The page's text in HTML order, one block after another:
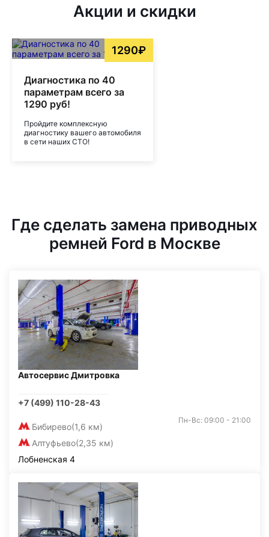
Акции и скидки
1290₽
Диагностика по 40
параметрам всего за
1290 руб!
Пройдите комплексную
диагностику вашего автомобиля
в сети наших СТО!
Где сделать замена приводных
ремней Ford в Москве
Автосервис Дмитровка
+7 (499) 110-28-43
Бибирево(1,6 км)
Алтуфьево(2,35 км)
Пн-Вс: 09:00 - 21:00
Лобненская 4